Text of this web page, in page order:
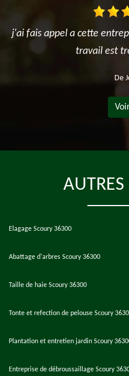
j'ai fais appel a cette
travail est
De
AUTRES
Elagage Scoury 36300
Abattage d'arbres Scoury 36300
Taille de haie Scoury 36300
Tonte et refection de pelouse Scoury
Plantation et entretien jardin Scoury
Entreprise de débroussaillage Scoury